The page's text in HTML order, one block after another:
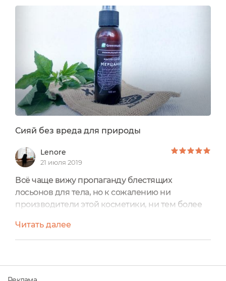
Сияй без вреда для природы
Lenore
21 июля 2019
Всё чаще вижу пропаганду блестящих
лосьонов для тела, но к сожалению ни
производители этой косметики, ни тем более
который приносит фольгированный
микропластик в итоге им же самим, ведь
воду в которую сами же гадим - смываем с себя
блесточки и скрабы, мы едим рыбу и
Читать далее